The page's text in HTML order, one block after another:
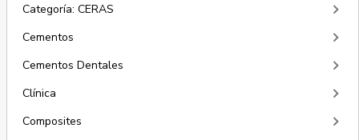
Categoría: CERAS keyboard_arrow_right
Cementos keyboard_arrow_right
Cementos Dentales keyboard_arrow_right
Clínica keyboard_arrow_right
Composites keyboard_arrow_right